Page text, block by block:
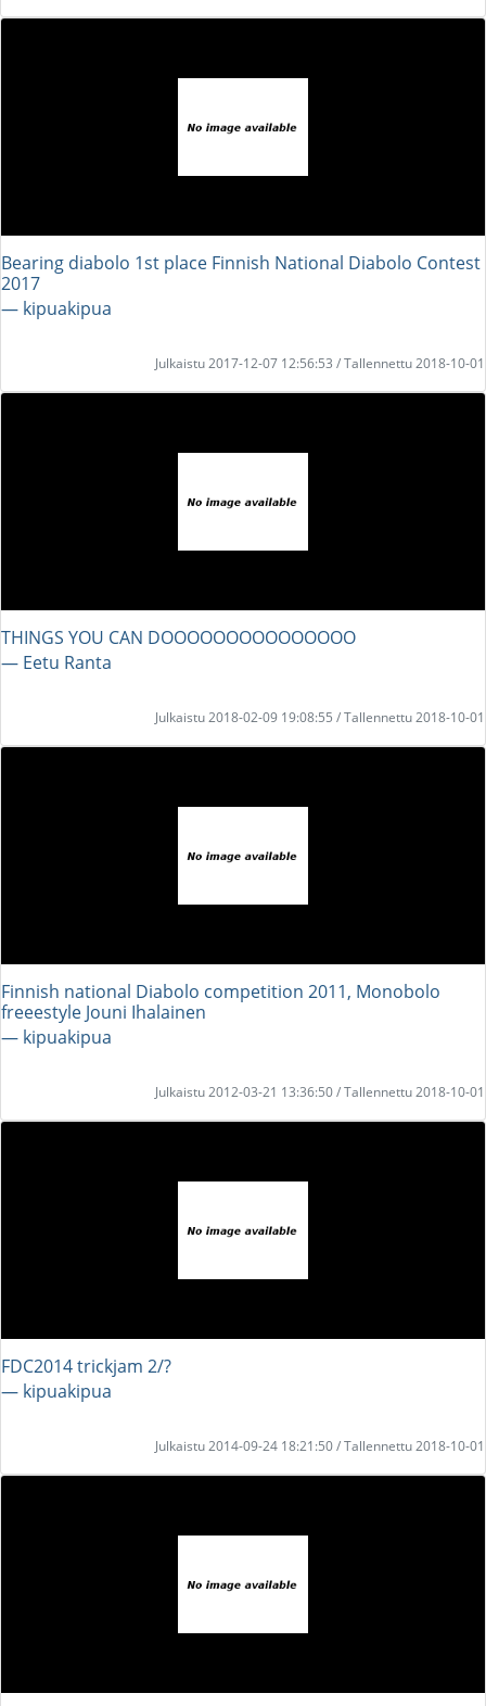
Bearing diabolo 1st place Finnish National Diabolo Contest
2017
― kipuakipua
Julkaistu 2017-12-07 12:56:53 / Tallennettu 2018-10-01
THINGS YOU CAN DOOOOOOOOOOOOOOO
― Eetu Ranta
Julkaistu 2018-02-09 19:08:55 / Tallennettu 2018-10-01
Finnish national Diabolo competition 2011, Monobolo
freeestyle Jouni Ihalainen
― kipuakipua
Julkaistu 2012-03-21 13:36:50 / Tallennettu 2018-10-01
FDC2014 trickjam 2/?
― kipuakipua
Julkaistu 2014-09-24 18:21:50 / Tallennettu 2018-10-01